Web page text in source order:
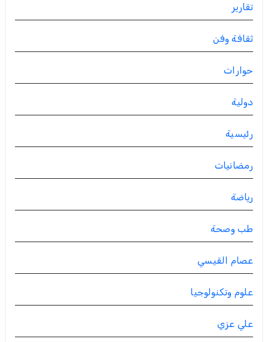
تقارير
ثقافة وفن
حوارات
دولية
رئيسية
رمضانيات
رياضة
طب وصحة
عصام القيسي
علوم وتكنولوجيا
علي عزي